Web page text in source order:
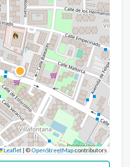
Leaflet | ©OpenStreetMapcontributors